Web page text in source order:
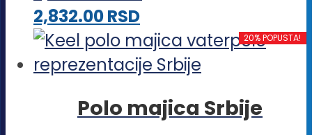
biti
izabrane
na
stranici
2,832.00RSDOvaj
proizvod
ima
varijanti.
20% POPUSTA!
Polo majica Srbije